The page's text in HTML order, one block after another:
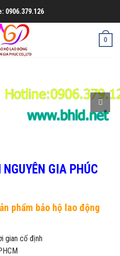
0906.379.126
0
GIA PHÚC
phẩm bảo hộ lao động
gian cố định